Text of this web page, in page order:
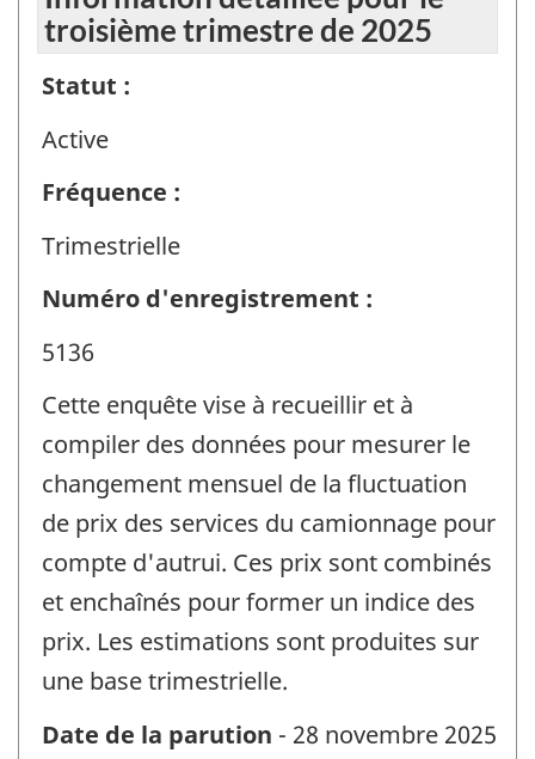
troisième trimestre de 2025
Statut :
Active
Fréquence :
Trimestrielle
Numéro d'enregistrement :
5136
Cette enquête vise à recueillir et à
compiler des données pour mesurer le
changement mensuel de la fluctuation
de prix des services du camionnage pour
compte d'autrui. Ces prix sont combinés
et enchaînés pour former un indice des
prix. Les estimations sont produites sur
une base trimestrielle.
Date de la parution - 28 novembre 2025